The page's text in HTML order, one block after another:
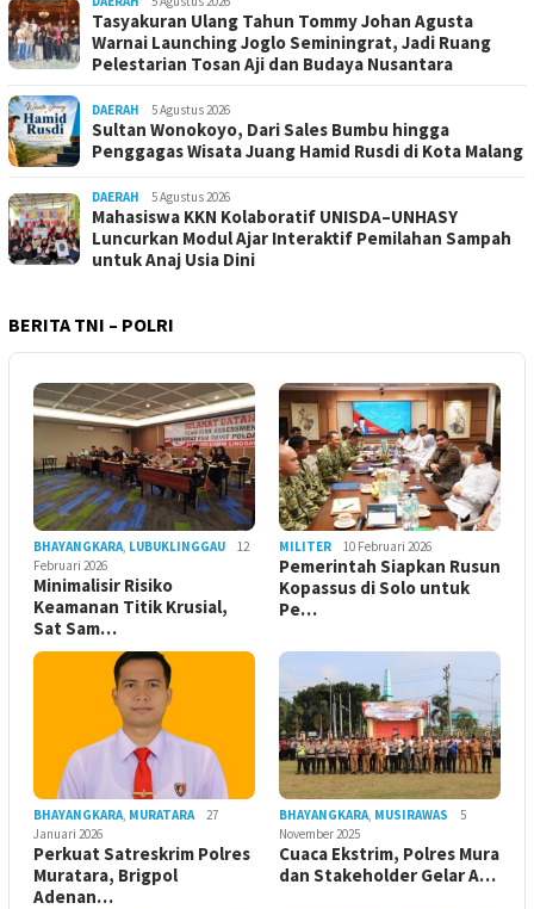
Tasyakuran Ulang Tahun Tommy Johan Agusta
Warnai Launching Joglo Seminingrat, Jadi Ruang
Pelestarian Tosan Aji dan Budaya Nusantara
DAERAH 5 Agustus 2026
Sultan Wonokoyo, Dari Sales Bumbu hingga
Penggagas Wisata Juang Hamid Rusdi di Kota Malang
DAERAH 5 Agustus 2026
Mahasiswa KKN Kolaboratif UNISDA–UNHASY
Luncurkan Modul Ajar Interaktif Pemilahan Sampah
untuk Anaj Usia Dini
BERITA TNI – POLRI
BHAYANGKARA, LUBUKLINGGAU
12
Februari 2026
Minimalisir Risiko
Keamanan Titik Krusial,
Sat Sam…
MILITER 10 Februari 2026
Pemerintah Siapkan Rusun
Kopassus di Solo untuk
Pe…
BHAYANGKARA, MURATARA
27
Januari 2026
Perkuat Satreskrim Polres
Muratara, Brigpol
Adenan…
BHAYANGKARA, MUSIRAWAS
5
November 2025
Cuaca Ekstrim, Polres Mura
dan Stakeholder Gelar A…